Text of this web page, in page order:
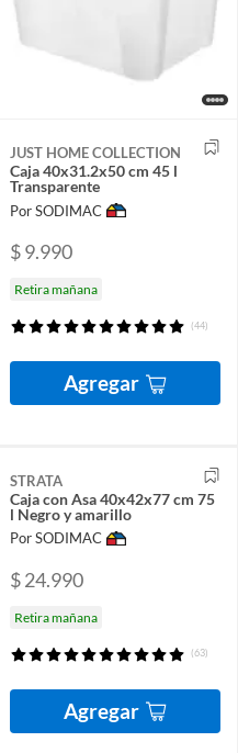
JUST HOME COLLECTION
Caja 40x31.2x50 cm 45 l
Transparente
Por SODIMAC
$ 9.990
Retira mañana
(44)
Agregar
STRATA
Caja con Asa 40x42x77 cm 75
l Negro y amarillo
Por SODIMAC
$ 24.990
Retira mañana
(63)
Agregar